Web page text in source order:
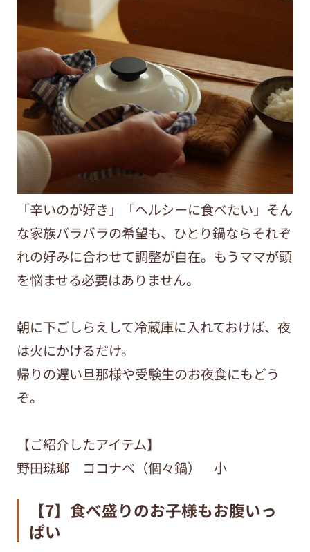
「辛いのが好き」「ヘルシーに食べたい」そん
な家族バラバラの希望も、ひとり鍋ならそれぞ
れの好みに合わせて調整が自在。もうママが頭
を悩ませる必要はありません。
朝に下ごしらえして冷蔵庫に入れておけば、夜
は火にかけるだけ。
帰りの遅い旦那様や受験生のお夜食にもどう
ぞ。
【ご紹介したアイテム】
野田琺瑯 ココナベ（個々鍋） 小
【7】食べ盛りのお子様もお腹いっ
ぱい